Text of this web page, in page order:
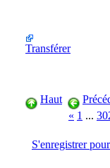
Transférer
Haut
« 1 ...
S'enregistrer